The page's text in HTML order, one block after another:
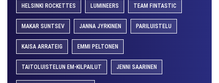
HELSINKI ROCKETTES LUMINEERS TEAM FINTASTIC
MAKAR SUNTSEV JANNA JYRKINEN PARILUISTELU
KAISA ARRATEIG EMMI PELTONEN
TAITOLUISTELUN EM-KILPAILUT JENNI SAARINEN